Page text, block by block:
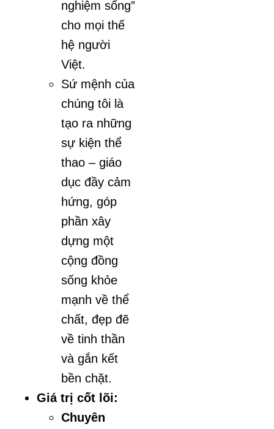
nghiệm sống”
cho mọi thế
hệ người
Việt.
Sứ mệnh của
chúng tôi là
tạo ra những
sự kiện thể
thao – giáo
dục đầy cảm
hứng, góp
phần xây
dựng một
cộng đồng
sống khỏe
mạnh về thể
chất, đẹp đẽ
về tinh thần
và gắn kết
bền chặt.
Giá trị cốt lõi:
Chuyên